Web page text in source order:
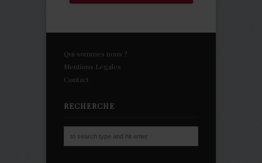
Qui sommes nous ?
Mentions Légales
Contact
RECHERCHE